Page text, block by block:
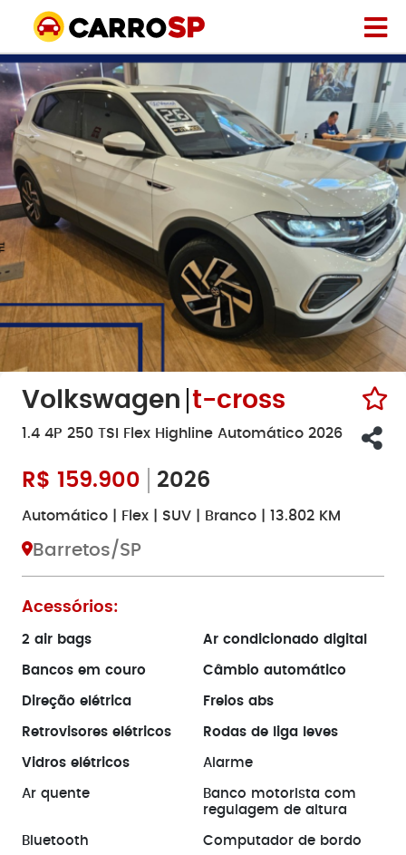
Volkswagen t-cross
1.4 4P 250 TSI Flex Highline Automático 2026
R$ 159.900 2026
Automático | Flex | SUV | Branco | 13.802 KM
Barretos/SP
Acessórios:
2 air bags Ar condicionado digital
Bancos em couro Câmbio automático
Direção elétrica Freios abs
Retrovisores elétricos Rodas de liga leves
Vidros elétricos Alarme
Ar quente
Banco motorista com
regulagem de altura
Bluetooth Computador de bordo